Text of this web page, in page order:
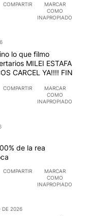
COMPARTIR
MARCAR
COMO
INAPROPIADO
lo que filmo
MILEI ESTAFA
CARCEL YA!!!! FIN
COMPARTIR
MARCAR
COMO
INAPROPIADO
de la rea
COMPARTIR
MARCAR
COMO
INAPROPIADO
DE 2026